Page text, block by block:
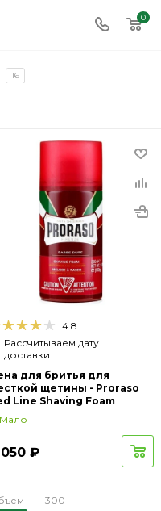
0
16
4.8
Рассчитываем дату
доставки...
для бритья для
щетины - Proraso
Line Shaving Foam
Мало
050 ₽
— 300